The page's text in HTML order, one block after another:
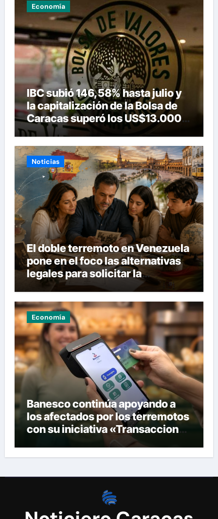
Economía
IBC subió 146,58% hasta julio y
la capitalización de la Bolsa de
Caracas superó los US$13.000
millones
Noticias
El doble terremoto en Venezuela
pone en el foco las alternativas
legales para solicitar la
nacionalidad por parte de
personas con vínculos
familiares en España y Portugal
Economía
Banesco continúa apoyando a
los afectados por los terremotos
con su iniciativa «Transacciones